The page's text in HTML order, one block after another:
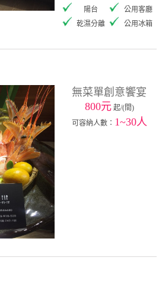
陽台
公用客廳
乾濕分離
公用冰箱
無菜單創意饗宴
800元起/(間)
可容納人數： 1~30人